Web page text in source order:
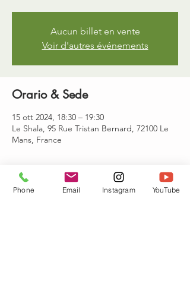
Aucun billet en vente
Voir d'autres événements
Orario & Sede
15 ott 2024, 18:30 – 19:30
Le Shala, 95 Rue Tristan Bernard, 72100 Le
Mans, France
Partecipanti
Phone Email Instagram YouTube